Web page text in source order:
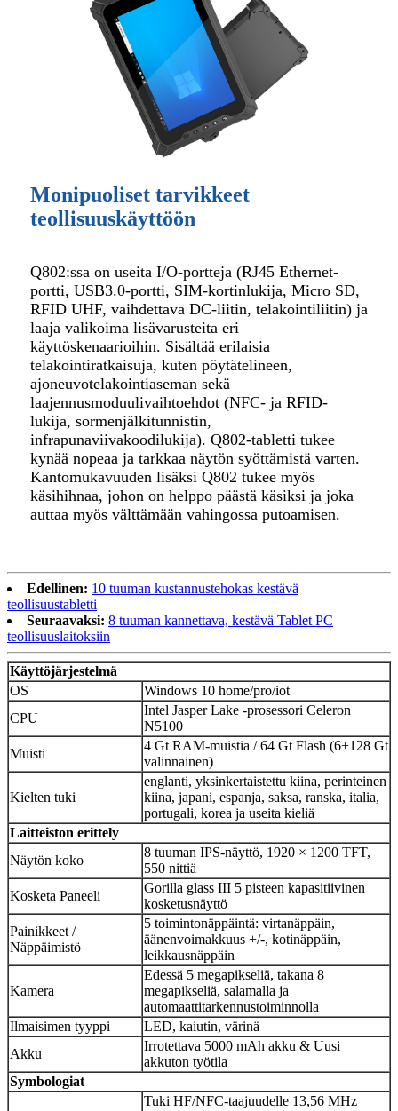
Monipuoliset tarvikkeet
teollisuuskäyttöön
Q802:ssa on useita I/O-portteja (RJ45 Ethernet-
portti, USB3.0-portti, SIM-kortinlukija, Micro SD,
RFID UHF, vaihdettava DC-liitin, telakointiliitin) ja
laaja valikoima lisävarusteita eri
käyttöskenaarioihin. Sisältää erilaisia ​​
telakointiratkaisuja, kuten pöytätelineen,
ajoneuvotelakointiaseman sekä
laajennusmoduulivaihtoehdot (NFC- ja RFID-
lukija, sormenjälkitunnistin,
infrapunaviivakoodilukija). Q802-tabletti tukee
kynää nopeaa ja tarkkaa näytön syöttämistä varten.
Kantomukavuuden lisäksi Q802 tukee myös
käsihihnaa, johon on helppo päästä käsiksi ja joka
auttaa myös välttämään vahingossa putoamisen.
Edellinen: 10 tuuman kustannustehokas kestävä
teollisuustabletti
Seuraavaksi: 8 tuuman kannettava, kestävä Tablet PC
teollisuuslaitoksiin
Käyttöjärjestelmä
OS
Windows 10 home/pro/iot
CPU
Intel Jasper Lake -prosessori Celeron
N5100
Muisti
4 Gt RAM-muistia / 64 Gt Flash (6+128 Gt
valinnainen)
Kielten tuki
englanti, yksinkertaistettu kiina, perinteinen
kiina, japani, espanja, saksa, ranska, italia,
portugali, korea ja useita kieliä
Laitteiston erittely
Näytön koko
8 tuuman IPS-näyttö, 1920 × 1200 TFT,
550 nittiä
Kosketa Paneeli
Gorilla glass III 5 pisteen kapasitiivinen
kosketusnäyttö
Painikkeet /
Näppäimistö
5 toimintonäppäintä: virtanäppäin,
äänenvoimakkuus +/-, kotinäppäin,
leikkausnäppäin
Kamera
Edessä 5 megapikseliä, takana 8
megapikseliä, salamalla ja
automaattitarkennustoiminnolla
Ilmaisimen tyyppi
LED, kaiutin, värinä
Akku
Irrotettava 5000 mAh akku & Uusi
akkuton työtila
Symbologiat
Tuki HF/NFC-taajuudelle 13,56 MHz